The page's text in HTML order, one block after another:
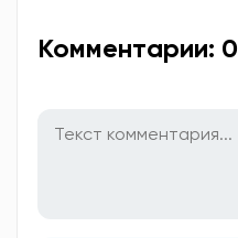
Комментарии: 0